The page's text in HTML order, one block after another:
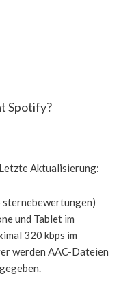
Spotify?
Aktualisierung:
sternebewertungen)
und Tablet im
320 kbps im
werden AAC-Dateien